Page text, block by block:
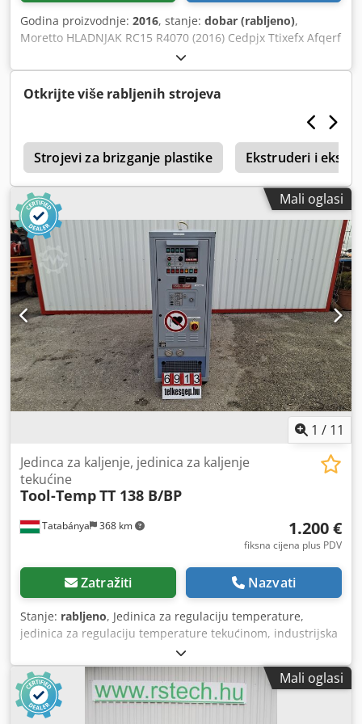
Godina proizvodnje: 2016, stanje: dobar (rabljeno),
Moretto HLADNJAK RC15 R4070 (2016) Cedpjx Ttixefx Afqerf
Otkrijte više rabljenih strojeva
Strojevi za brizganje plastike Ekstruderi i
Mali oglasi
1 / 11
Tatabánya 368 km
Jedinca za kaljenje, jedinica za kaljenje
tekućine
Tool-TempTT 138 B/BP
1.200 €
fiksna cijena plus PDV
Zatražiti Nazvati
Stanje: rabljeno, Jedinica za regulaciju temperature,
jedinica za regulaciju temperature tekućinom, industrijska
jedinica za regulaciju temperature, Thermolator, Tool-
Temp TT138 B/BP, rabljena. Proizvođač: Tool-Temp Tip: TT
138 B/BP Dimenzije: 1240 × 480 × 1400 mm (uključujući
kotačiće) Težina: približno 180 kg (prazna) Karakteristike:
Samostalno optimizirajući elektronički mikroprocesorski
Mali oglasi